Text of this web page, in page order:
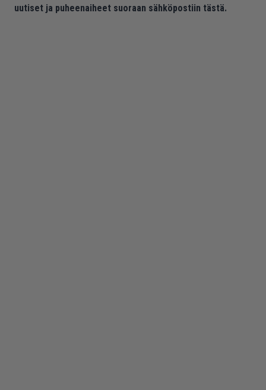
uutiset ja puheenaiheet suoraan sähköpostiin tästä.